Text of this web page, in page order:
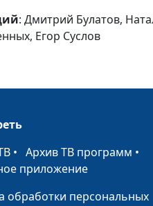
: Дмитрий Булатов,
Егор Суслов
• Архив ТВ программ •
приложение
обработки персональных